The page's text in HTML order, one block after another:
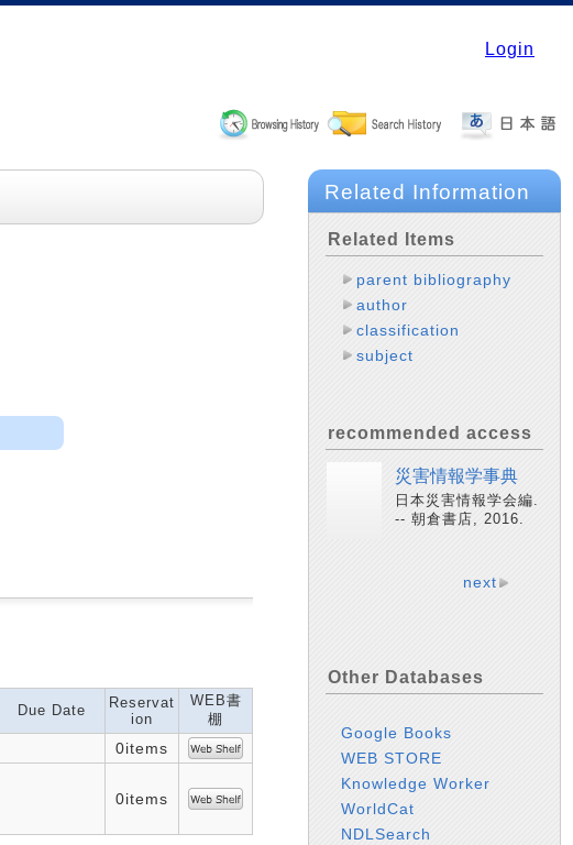
Login
Due Date
Reservat
ion
WEB書
棚
0items
0items
Related Information
Related Items
parent bibliography
author
classification
subject
recommended access
災害情報学事典
日本災害情報学会編.
-- 朝倉書店, 2016.
next
Other Databases
Google Books
WEB STORE
Knowledge Worker
WorldCat
NDLSearch